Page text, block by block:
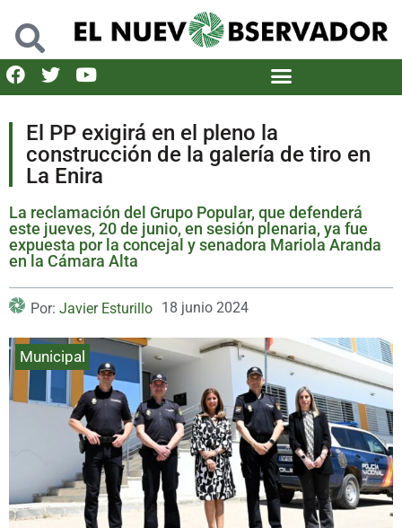
El PP exigirá en el pleno la
construcción de la galería de tiro en
La Enira
La reclamación del Grupo Popular, que defenderá
este jueves, 20 de junio, en sesión plenaria, ya fue
expuesta por la concejal y senadora Mariola Aranda
en la Cámara Alta
Por: Javier Esturillo 18 junio 2024
Municipal